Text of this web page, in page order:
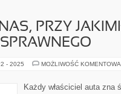
PRZY
- 2025 MOŻLIWOŚĆ
Każdy właściciel auta zna